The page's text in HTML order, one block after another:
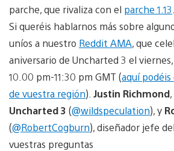
parche, que rivaliza con el parche 1.13
Si queréis hablarnos más sobre
uníos a nuestro Reddit AMA, que
aniversario de Uncharted 3 el
10.00 pm-11:30 pm GMT (aquí
de vuestra región). Justin Richmond
Uncharted 3 (@wildspeculation), y
(@RobertCogburn), diseñador jefe
vuestras preguntas